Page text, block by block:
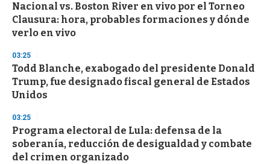
Nacional vs. Boston River en vivo por el Torneo
Clausura: hora, probables formaciones y dónde
verlo en vivo
03:25
Todd Blanche, exabogado del presidente Donald
Trump, fue designado fiscal general de Estados
Unidos
03:25
Programa electoral de Lula: defensa de la
soberanía, reducción de desigualdad y combate
del crimen organizado